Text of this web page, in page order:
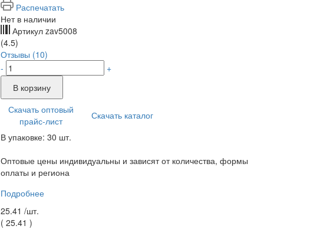
Распечатать
Нет в наличии
Артикул zav5008
(4.5)
Отзывы (10)
-
+
В корзину
Скачать оптовый
прайс-лист
Скачать каталог
В упаковке: 30 шт.
Оптовые цены индивидуальны и зависят от количества, формы
оплаты и региона
Подробнее
25.41 /шт.
( 25.41 )